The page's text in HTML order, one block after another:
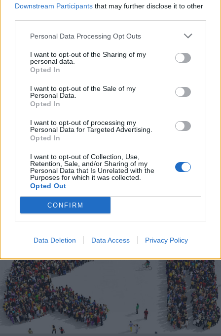
Downstream Participants that may further disclose it to other
Personal Data Processing Opt Outs
I want to opt-out of the Sharing of my
personal data.
Opted In
I want to opt-out of the Sale of my
Personal Data.
Opted In
I want to opt-out of processing my
Personal Data for Targeted Advertising.
Opted In
I want to opt-out of Collection, Use,
Retention, Sale, and/or Sharing of my
Personal Data that Is Unrelated with the
Purposes for which it was collected.
Opted Out
CONFIRM
Data Deletion Data Access Privacy Policy
ALTRE NOTIZIE DI PARABIAGO